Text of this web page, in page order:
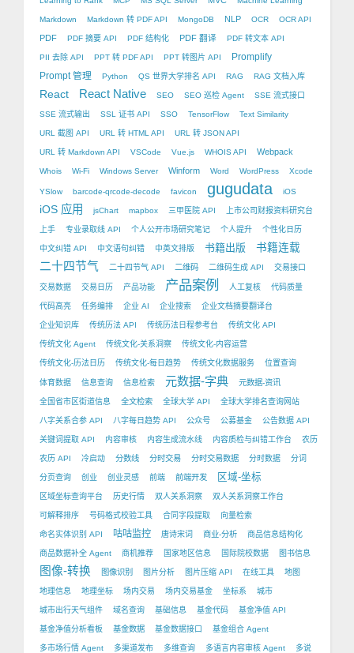
Markdown Markdown 转 PDF API MongoDB NLP OCR OCR API
PDF PDF 摘要 API PDF 结构化 PDF 翻译 PDF 转文本 API
PII 去除 API PPT 转 PDF API PPT 转图片 API
Promplify
Prompt 管理
Python QS 世界大学排名 API RAG RAG 文档入库
React React Native SEO SEO 巡检 Agent SSE 流式接口
SSE 流式输出 SSL 证书 API SSO TensorFlow Text Similarity
URL 截图 API URL 转 HTML API URL 转 JSON API
URL 转 Markdown API VSCode Vue.js WHOIS API Webpack
Whois Wi-Fi Windows Server Winform Word WordPress Xcode
YSlow barcode-qrcode-decode favicon gugudata iOS
iOS 应用 jsChart mapbox 三甲医院 API 上市公司财报资料研究台
上手 专业录取线 API 个人公开市场研究笔记 个人提升 个性化日历
中文纠错 API 中文语句纠错 中英文排版 书籍出版 书籍连载
二十四节气 二十四节气 API 二维码 二维码生成 API 交易接口
交易数据 交易日历 产品功能 产品案例 人工复核 代码质量
代码高亮 任务编排 企业 AI 企业搜索 企业文档摘要翻译台
企业知识库 传统历法 API 传统历法日程参考台 传统文化 API
传统文化 Agent 传统文化-关系洞察 传统文化-内容运营
传统文化-历法日历 传统文化-每日趋势 传统文化数据服务 位置查询
体育数据 信息查询 信息检索 元数据-字典 元数据-资讯
全国省市区街道信息 全文检索 全球大学 API 全球大学排名查询网站
八字关系合参 API 八字每日趋势 API 公众号 公募基金 公告数据 API
关键词提取 API 内容审核 内容生成流水线 内容质检与纠错工作台 农历
农历 API 冷启动 分数线 分时交易 分时交易数据 分时数据 分词
分页查询 创业 创业灵感 前端 前端开发 区域-坐标
区域坐标查询平台 历史行情 双人关系洞察 双人关系洞察工作台
可解释排序 号码格式校验工具 合同字段提取 向量检索
命名实体识别 API 咕咕监控 唐诗宋词 商业-分析 商品信息结构化
商品数据补全 Agent 商机推荐 国家地区信息 国际院校数据 图书信息
图像-转换 图像识别 图片分析 图片压缩 API 在线工具 地图
地理信息 地理坐标 场内交易 场内交易基金 坐标系 城市
城市出行天气组件 域名查询 基础信息 基金代码 基金净值 API
基金净值分析看板 基金数据 基金数据接口 基金组合 Agent
多市场行情 Agent 多渠道发布 多维查询 多语言内容审核 Agent 多说